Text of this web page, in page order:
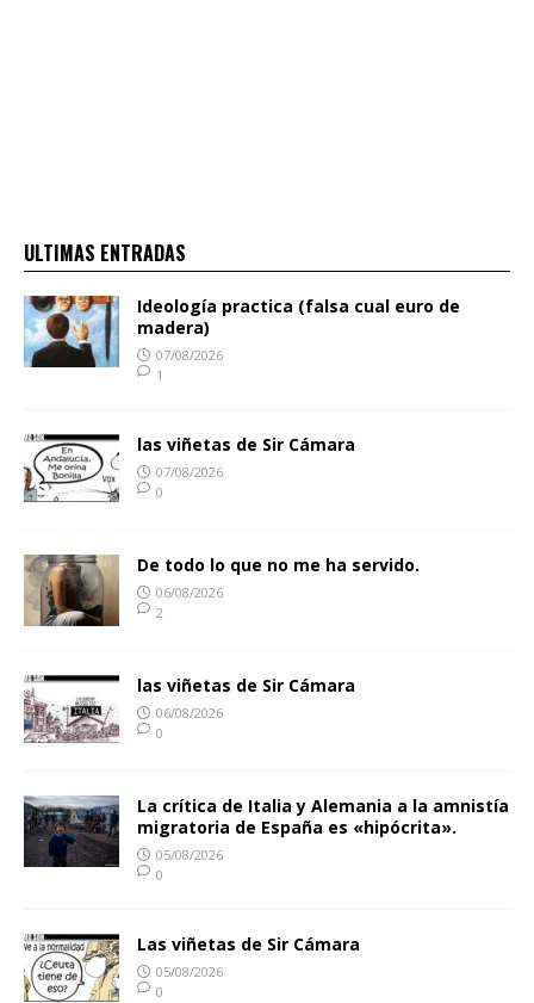
ULTIMAS ENTRADAS
Ideología practica (falsa cual euro de
madera)
07/08/2026
1
las viñetas de Sir Cámara
07/08/2026
0
De todo lo que no me ha servido.
06/08/2026
2
las viñetas de Sir Cámara
06/08/2026
0
La crítica de Italia y Alemania a la amnistía
migratoria de España es «hipócrita».
05/08/2026
0
Las viñetas de Sir Cámara
05/08/2026
0